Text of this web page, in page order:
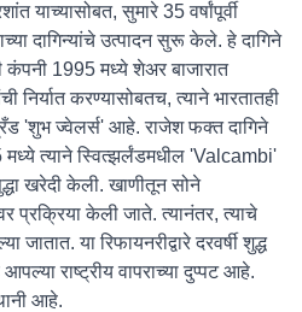
याच्यासोबत, सुमारे 35 वर्षांपूर्वी
दागिन्यांचे उत्पादन सुरू केले. हे दागिने
कंपनी 1995 मध्ये शेअर बाजारात
निर्यात करण्यासोबतच, त्याने भारतातही
'शुभ ज्वेलर्स' आहे. राजेश फक्त दागिने
मध्ये त्याने स्वित्झर्लंडमधील 'Valcambi'
खरेदी केली. खाणीतून सोने
प्रक्रिया केली जाते. त्यानंतर, त्याचे
जातात. या रिफायनरीद्वारे दरवर्षी शुद्ध
राष्ट्रीय वापराच्या दुप्पट आहे.
आहे.